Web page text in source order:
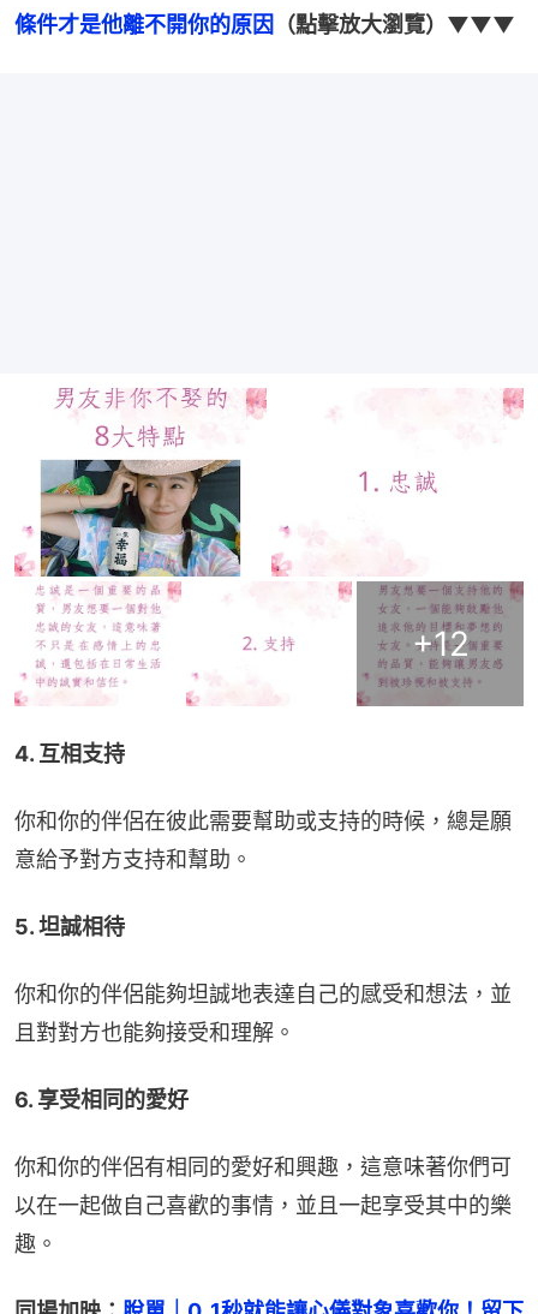
條件才是他離不開你的原因
（點擊放大瀏覽）▼▼▼
+12
4. 互相支持
你和你的伴侶在彼此需要幫助或支持的時候，總是願
意給予對方支持和幫助。
5. 坦誠相待
你和你的伴侶能夠坦誠地表達自己的感受和想法，並
且對對方也能夠接受和理解。
6. 享受相同的愛好
你和你的伴侶有相同的愛好和興趣，這意味著你們可
以在一起做自己喜歡的事情，並且一起享受其中的樂
趣。